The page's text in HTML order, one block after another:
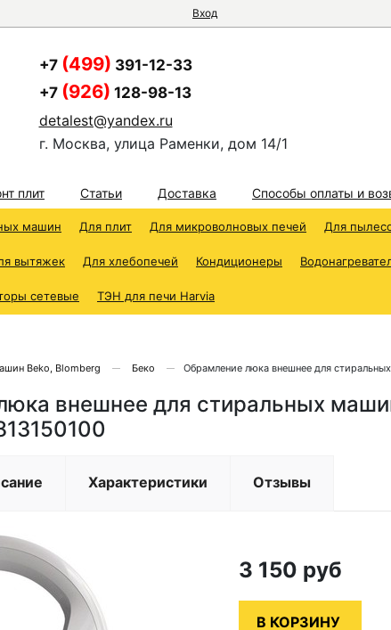
Вход
+7 (499) 391-12-33
+7 (926) 128-98-13
detalest@yandex.ru
г. Москва, улица Раменки, дом 14/1
плит Статьи Доставка Способы оплаты и
машин Для плит Для микроволновых печей Для
вытяжек Для хлебопечей Кондиционеры
сетевые ТЭН для печи Harvia
Beko, Blomberg Беко Обрамление люка внешнее для
внешнее для стиральных
Характеристики Отзывы
3 150 руб